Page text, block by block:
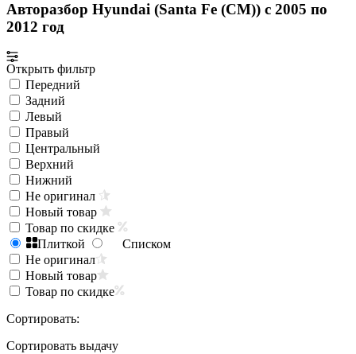
Авторазбор Hyundai (Santa Fe (CM)) с 2005 по
2012 год
Открыть фильтр
Передний
Задний
Левый
Правый
Центральный
Верхний
Нижний
Не оригинал
Новый товар
Товар по скидке
Плиткой
Списком
Не оригинал
Новый товар
Товар по скидке
Сортировать:
Сортировать выдачу